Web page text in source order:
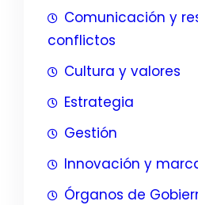
Comunicación y
conflictos
Cultura y valores
Estrategia
Gestión
Innovación y
Órganos de